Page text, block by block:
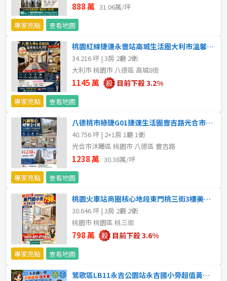
2房
屋齡
不拘
5-10 年 10-20 年
20-30 年 30-40 年
40 年以上
售價
888 萬 31.06萬/坪
專家亮點
查看地圖
桃園紅線捷運永豐站高城生活圈大利市溫馨質感美3房八德捷運買房首選
34.216 坪 | 3房 2廳 2衛
大利市 桃園市 八德區 高城8街
1145 萬 目前下殺 3.2%
專家亮點 查看地圖
八德桃市綠捷G01捷運生活圈豐吉路光合市3房車 八德捷運買房首選
40.756 坪 | 2+1房 1廳 1衛
光合市沐曦區 桃園市 八德區 豐吉路
1238 萬 30.38萬/坪
專家亮點
查看地圖
桃園火車站商圈核心地段東門桃三街3樓美寓 八德捷運買房首選
30.646 坪 | 3房 2廳 2衛
桃園市 桃園區 桃三街
798 萬 目前下殺 3.6%
專家亮點 查看地圖
鶯歌區LB11永吉公園站永吉國小旁超值黃金透天 八德捷運買房